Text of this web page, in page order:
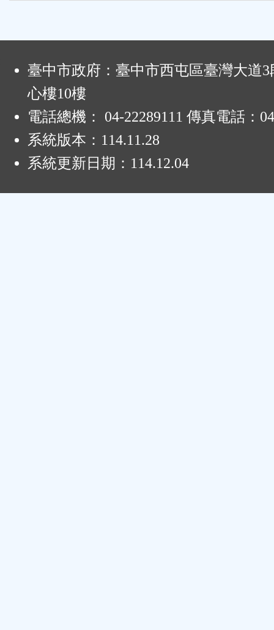
臺中市政府：臺中市西屯區臺灣大道3
心樓10樓
電話總機： 04-22289111 傳真電話：
系統版本： 114.11.28
系統更新日期： 114.12.04